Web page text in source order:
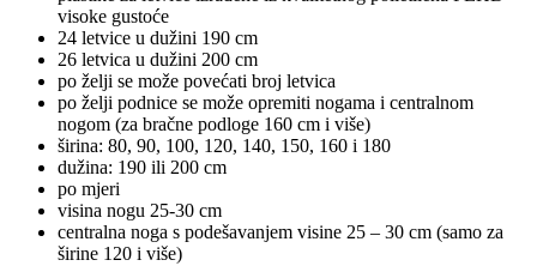
visoke gustoće
24 letvice u dužini 190 cm
26 letvica u dužini 200 cm
po želji se može povećati broj letvica
po želji podnice se može opremiti nogama i centralnom
nogom (za bračne podloge 160 cm i više)
širina: 80, 90, 100, 120, 140, 150, 160 i 180
dužina: 190 ili 200 cm
po mjeri
visina nogu 25-30 cm
centralna noga s podešavanjem visine 25 – 30 cm (samo za
širine 120 i više)